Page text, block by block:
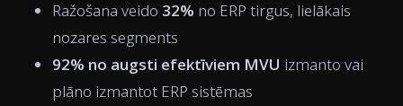
Ražošana veido 32% no ERP tirgus, lielākais
nozares segments
92% no augsti efektīviem MVU izmanto vai
plāno izmantot ERP sistēmas